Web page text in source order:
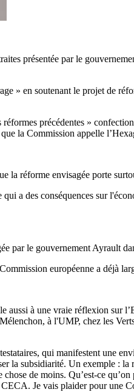
présentée par le
en soutenant le projet de
précédentes »
la Commission appelle
réforme envisagée porte
a des conséquences sur
par le gouvernement Ayrault
européenne a déjà
à une vraie réflexion sur
à l'UMP, chez les
qui manifestent une
la subsidiarité. Un exemple :
de moins. Qu’est-ce
Je vais plaider pour une